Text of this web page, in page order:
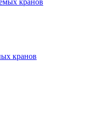
кранов
кранов